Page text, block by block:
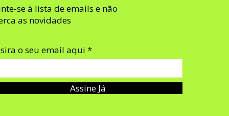
se à lista de emails e não
as novidades
o seu email aqui
Assine Já